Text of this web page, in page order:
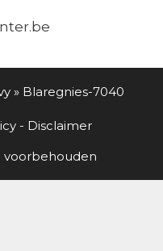
» Blaregnies-7040
- Disclaimer
voorbehouden